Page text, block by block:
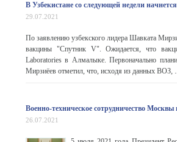
В Узбекистане со следующей недели
29.07.2021
По заявлению узбекского лидера Шавката
вакцины "Спутник V". Ожидается, что
Laboratories в Алмалыке. Первоначально
Мирзиёев отметил, что, исходя из данных ВОЗ,
Военно-техническое сотрудничество
26.07.2021